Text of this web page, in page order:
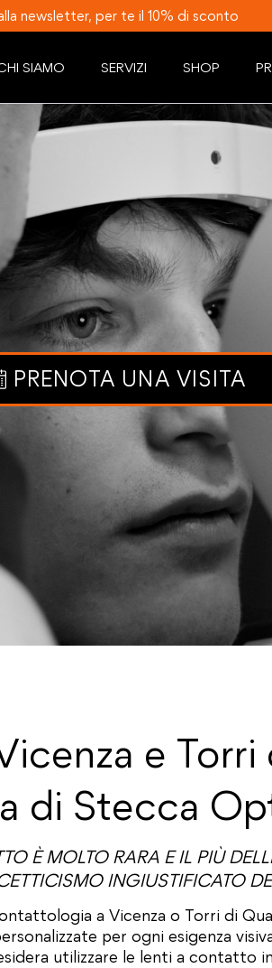
newsletter, per te il 10% di sconto
SIAMO SERVIZI SHOP
PRENOTA UNA VISITA
e Torri
di Stecca
È MOLTO RARA E IL PIÙ
INGIUSTIFICATO
a Vicenza o Torri di
per ogni esigenza
utilizzare le lenti a contatto